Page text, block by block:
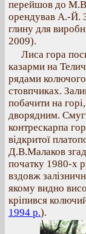
перейшов до
орендував А.-Й.
глину для
2009).
Лиса гора
казарми на
рядами
стовпчиках.
побачити на
дворядним.
контрескарпа
відкритої
Д.В.Малаков
початку 1980-х
вздовж
якому видно
кріпився
1994 р.).